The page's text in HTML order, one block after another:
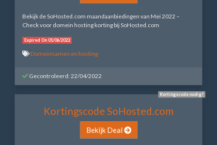
Bekijk de SoHosted.com maandaanbiedingen van Mei 2022 –
Check voor domein hosting korting bij SoHosted.com
Expired On 01/06/2022
Domeinnamen en hosting
Gecontroleerd: 22/04/2022
Kortingscode nodig?
Kortingscode SoHosted.com
Bekijk Deal